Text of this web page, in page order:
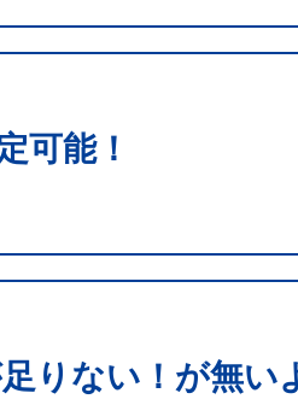
可能！
りない！が無い